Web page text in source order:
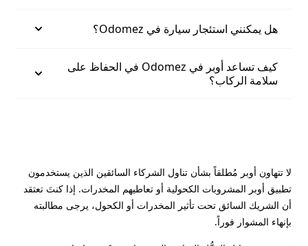
هل يمكنني استئجار سيارة في Odomez؟
كيف تساعد أوبر في Odomez في الحفاظ على
سلامة الركاب؟
لا تتهاون أوبر مُطلقاً بشأن تناول الشركاء السائقين الذين يستخدمون
تطبيق أوبر المشروبات الكحولية أو تعاطيهم المخدرات. إذا كنتَ تعتقد
أن الشريك السائق تحت تأثير المخدرات أو الكحول، يرجى مطالبته
بإنهاء المشوار فوراً.